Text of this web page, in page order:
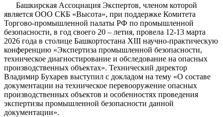
Башкирская Ассоциация Экспертов, членом которой
является ООО СКБ «Высота», при поддержке Комитета
Торгово-промышленной палаты РФ по промышленной
безопасности, в год своего 20 – летия, провела 12-13 марта
2026 года в столице Башкортостана XIII научно-практическую
конференцию «Экспертиза промышленной безопасности,
техническое диагностирование и обследование на опасных
производственных объектах». Технический директор
Владимир Бухарев выступил с докладом на тему «О составе
документации на техническое перевооружение опасных
производственных объектов и особенностях проведения
экспертизы промышленной безопасности данной
документации».